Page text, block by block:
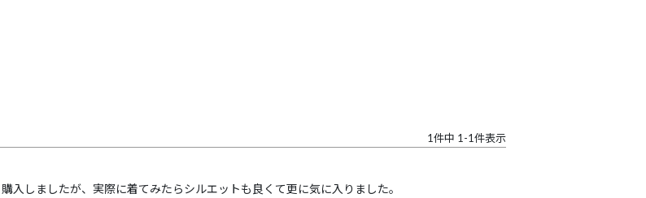
1件中 1 -1件表示
入しましたが、実際に着てみたらシルエットも良くて更に気に入りました。